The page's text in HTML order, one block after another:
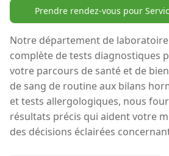
Prendre rendez-vous pour
Notre département de
complète de tests diagnostiques
votre parcours de santé et de
de sang de routine aux bilans
et tests allergologiques, nous
résultats précis qui aident votre
des décisions éclairées